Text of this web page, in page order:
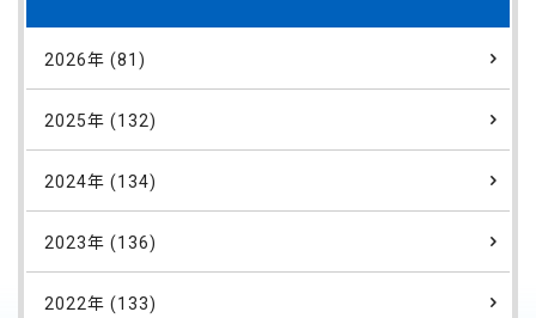
2026年 (81)
2025年 (132)
2024年 (134)
2023年 (136)
2022年 (133)